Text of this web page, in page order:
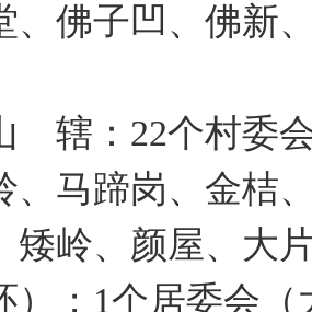
、佛子凹、佛新
：22个村委会
、马蹄岗、金桔
矮岭、颜屋、大
）；1个居委会（